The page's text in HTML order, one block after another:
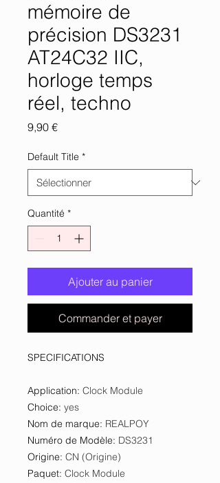
mémoire de
précision DS3231
AT24C32 IIC,
horloge temps
réel, techno
9,90 €Prix
Default Title *
Quantité *
Ajouter au panier
Commander et payer
SPECIFICATIONS
Application: Clock Module
Choice: yes
Nom de marque: REALPOY
Numéro de Modèle: DS3231
Origine: CN (Origine)
Paquet: Clock Module